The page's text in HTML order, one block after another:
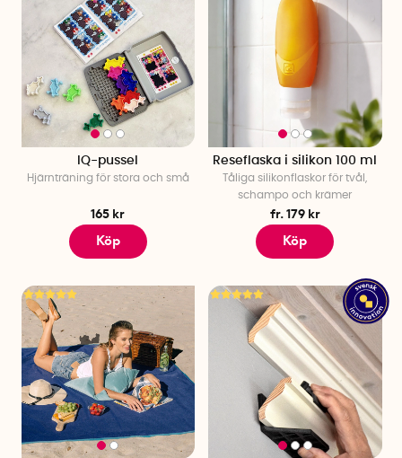
IQ-pussel
Hjärnträning för stora och små
165 kr
Köp
Reseflaska i silikon 100 ml
Tåliga silikonflaskor för tvål,
schampo och krämer
fr. 179 kr
Köp